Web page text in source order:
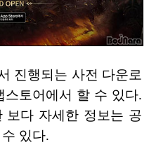
진행되는 사전 다운로
토어에서 할 수 있다.
보다 자세한 정보는 공
있다.